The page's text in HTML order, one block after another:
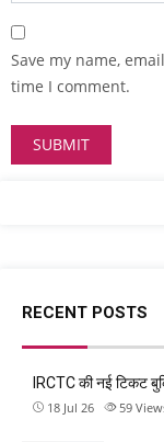
Save my name,
time I comment.
RECENT POSTS
IRCTC की नई टिकट
18 Jul 26 59